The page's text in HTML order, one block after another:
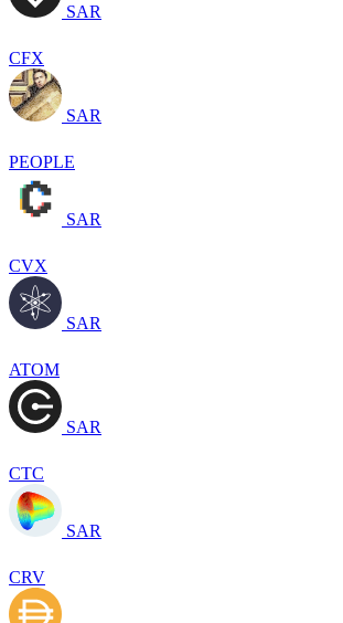
SAR
CFX
SAR
PEOPLE
SAR
CVX
SAR
ATOM
SAR
CTC
SAR
CRV